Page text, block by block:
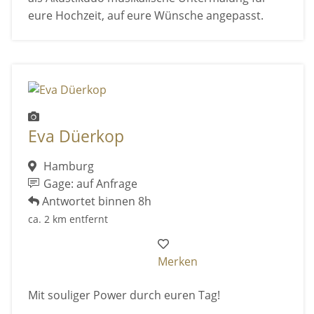
eure Hochzeit, auf eure Wünsche angepasst.
Eva Düerkop
Hamburg
Gage: auf Anfrage
Antwortet binnen 8h
ca. 2 km entfernt
Merken
Mit souliger Power durch euren Tag!